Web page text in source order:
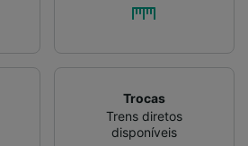
Trocas
Trens diretos
disponíveis
as características do
Armazenar e/ou
em um dispositivo.
personalizados,
de serviços..
(fornecedores)